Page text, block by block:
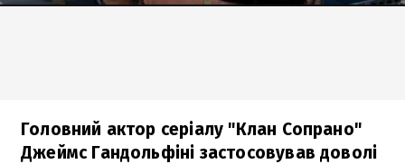
Головний актор серіалу "Клан Сопрано"
Джеймс Гандольфіні застосовував доволі